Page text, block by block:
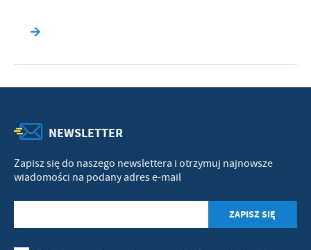
NEWSLETTER
Zapisz się do naszego newslettera i otrzymuj najnowsze
wiadomości na podany adres e-mail